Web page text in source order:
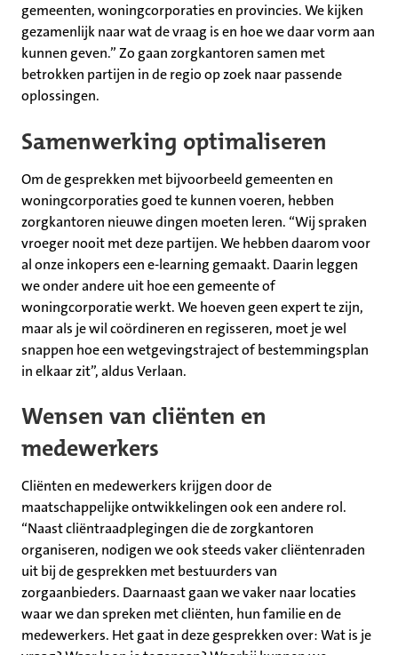
gemeenten, woningcorporaties en provincies. We kijken
gezamenlijk naar wat de vraag is en hoe we daar vorm aan
kunnen geven.” Zo gaan zorgkantoren samen met
betrokken partijen in de regio op zoek naar passende
oplossingen.
Samenwerking optimaliseren
Om de gesprekken met bijvoorbeeld gemeenten en
woningcorporaties goed te kunnen voeren, hebben
zorgkantoren nieuwe dingen moeten leren. “Wij spraken
vroeger nooit met deze partijen. We hebben daarom voor
al onze inkopers een e-learning gemaakt. Daarin leggen
we onder andere uit hoe een gemeente of
woningcorporatie werkt. We hoeven geen expert te zijn,
maar als je wil coördineren en regisseren, moet je wel
snappen hoe een wetgevingstraject of bestemmingsplan
in elkaar zit”, aldus Verlaan.
Wensen van cliënten en
medewerkers
Cliënten en medewerkers krijgen door de
maatschappelijke ontwikkelingen ook een andere rol.
“Naast cliëntraadplegingen die de zorgkantoren
organiseren, nodigen we ook steeds vaker cliëntenraden
uit bij de gesprekken met bestuurders van
zorgaanbieders. Daarnaast gaan we vaker naar locaties
waar we dan spreken met cliënten, hun familie en de
medewerkers. Het gaat in deze gesprekken over: Wat is je